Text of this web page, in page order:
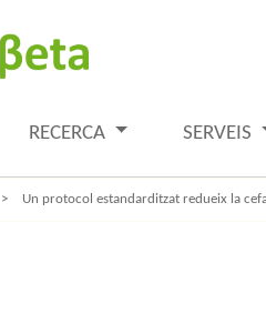
RECERCA SERVEIS
Un protocol estandarditzat redueix la